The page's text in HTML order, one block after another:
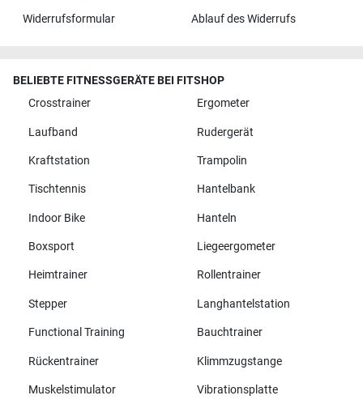
Widerrufsformular Ablauf des Widerrufs
BELIEBTE FITNESSGERÄTE BEI FITSHOP
Crosstrainer
Ergometer
Laufband Rudergerät
Kraftstation Trampolin
Tischtennis Hantelbank
Indoor Bike Hanteln
Boxsport Liegeergometer
Heimtrainer Rollentrainer
Stepper Langhantelstation
Functional Training Bauchtrainer
Rückentrainer Klimmzugstange
Muskelstimulator Vibrationsplatte